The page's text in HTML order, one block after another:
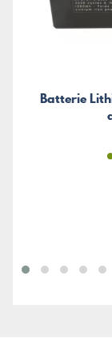
Batterie